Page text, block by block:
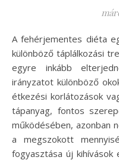
A fehérjementes diéta egyre népszerűbbé válik, ahogy a
különböző táplálkozási
egyre inkább
irányzatot különböző
étkezési korlátozások
tápanyag, fontos
működésében, azonban
a megszokott
fogyasztása új kihívások